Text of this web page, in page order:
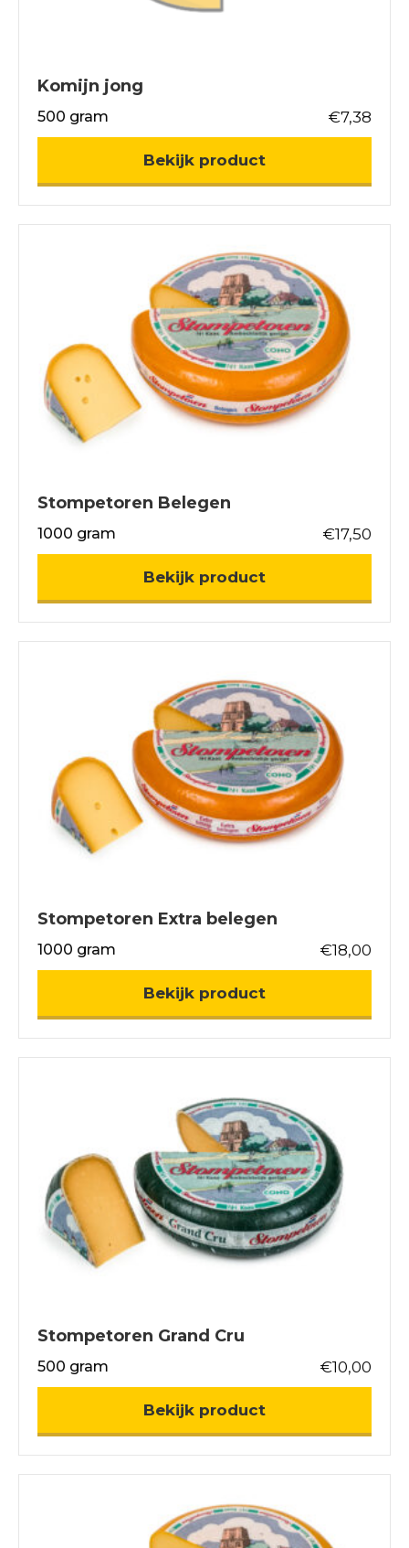
Komijn jong
500 gram €7,38
Bekijk productabout Komijn
Stompetoren Belegen
1000 gram €17,50
Bekijk product
Stompetoren Extra belegen
1000 gram €18,00
Bekijk productabout
Stompetoren Grand Cru
500 gram €10,00
Bekijk productabout